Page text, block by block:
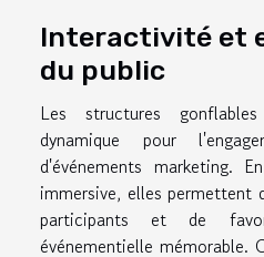
Interactivité et
du public
Les structures
dynamique pour
d'événements marketing.
immersive, elles permettent
participants et de
événementielle mémorable.